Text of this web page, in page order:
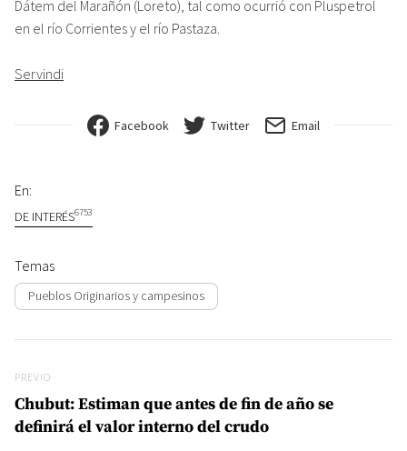
Dátem del Marañón (Loreto), tal como ocurrió con Pluspetrol
en el río Corrientes y el río Pastaza.
Servindi
Facebook Twitter Email
En:
DE INTERÉS6753
Temas
Pueblos Originarios y campesinos
Previo
PREVIO
Chubut: Estiman que antes de fin de año se
definirá el valor interno del crudo